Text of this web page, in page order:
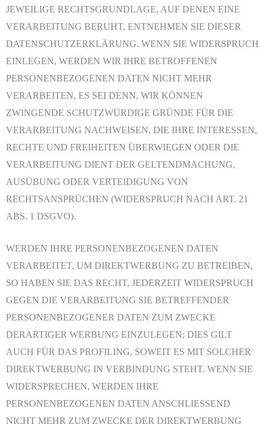
JEWEILIGE RECHTSGRUNDLAGE, AUF DENEN EINE
VERARBEITUNG BERUHT, ENTNEHMEN SIE DIESER
DATENSCHUTZERKLÄRUNG. WENN SIE WIDERSPRUCH
EINLEGEN, WERDEN WIR IHRE BETROFFENEN
PERSONENBEZOGENEN DATEN NICHT MEHR
VERARBEITEN, ES SEI DENN, WIR KÖNNEN
ZWINGENDE SCHUTZWÜRDIGE GRÜNDE FÜR DIE
VERARBEITUNG NACHWEISEN, DIE IHRE INTERESSEN,
RECHTE UND FREIHEITEN ÜBERWIEGEN ODER DIE
VERARBEITUNG DIENT DER GELTENDMACHUNG,
AUSÜBUNG ODER VERTEIDIGUNG VON
RECHTSANSPRÜCHEN (WIDERSPRUCH NACH ART. 21
ABS. 1 DSGVO).
WERDEN IHRE PERSONENBEZOGENEN DATEN
VERARBEITET, UM DIREKTWERBUNG ZU BETREIBEN,
SO HABEN SIE DAS RECHT, JEDERZEIT WIDERSPRUCH
GEGEN DIE VERARBEITUNG SIE BETREFFENDER
PERSONENBEZOGENER DATEN ZUM ZWECKE
DERARTIGER WERBUNG EINZULEGEN; DIES GILT
AUCH FÜR DAS PROFILING, SOWEIT ES MIT SOLCHER
DIREKTWERBUNG IN VERBINDUNG STEHT. WENN SIE
WIDERSPRECHEN, WERDEN IHRE
PERSONENBEZOGENEN DATEN ANSCHLIESSEND
NICHT MEHR ZUM ZWECKE DER DIREKTWERBUNG